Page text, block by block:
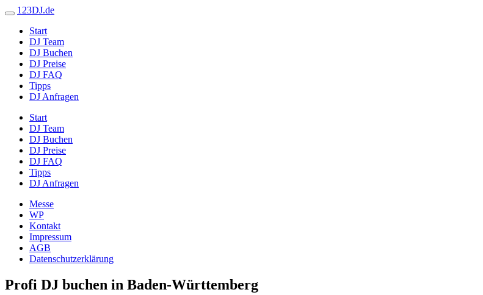
123DJ.de
Start
DJ Team
DJ Buchen
DJ Preise
DJ FAQ
Tipps
DJ Anfragen
Start
DJ Team
DJ Buchen
DJ Preise
DJ FAQ
Tipps
DJ Anfragen
Messe
WP
Kontakt
Impressum
AGB
Datenschutzerklärung
Profi DJ buchen in Baden-Württemberg